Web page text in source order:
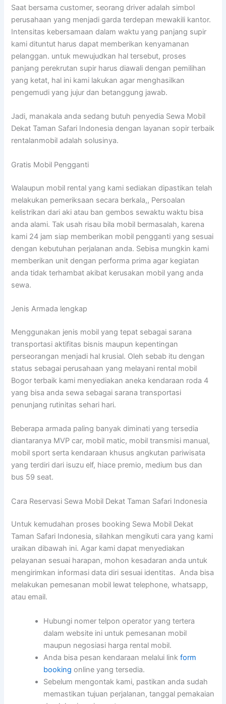
Saat bersama customer, seorang driver adalah simbol
perusahaan yang menjadi garda terdepan mewakili kantor.
Intensitas kebersamaan dalam waktu yang panjang supir
kami dituntut harus dapat memberikan kenyamanan
pelanggan. untuk mewujudkan hal tersebut, proses
panjang perekrutan supir harus diawali dengan pemilihan
yang ketat, hal ini kami lakukan agar menghasilkan
pengemudi yang jujur dan betanggung jawab.
Jadi, manakala anda sedang butuh penyedia Sewa Mobil
Dekat Taman Safari Indonesia dengan layanan sopir terbaik
rentalanmobil adalah solusinya.
Gratis Mobil Pengganti
Walaupun mobil rental yang kami sediakan dipastikan telah
melakukan pemeriksaan secara berkala,, Persoalan
kelistrikan dari aki atau ban gembos sewaktu waktu bisa
anda alami. Tak usah risau bila mobil bermasalah, karena
kami 24 jam siap memberikan mobil pengganti yang sesuai
dengan kebutuhan perjalanan anda. Sebisa mungkin kami
memberikan unit dengan performa prima agar kegiatan
anda tidak terhambat akibat kerusakan mobil yang anda
sewa.
Jenis Armada lengkap
Menggunakan jenis mobil yang tepat sebagai sarana
transportasi aktifitas bisnis maupun kepentingan
perseorangan menjadi hal krusial. Oleh sebab itu dengan
status sebagai perusahaan yang melayani rental mobil
Bogor terbaik kami menyediakan aneka kendaraan roda 4
yang bisa anda sewa sebagai sarana transportasi
penunjang rutinitas sehari hari.
Beberapa armada paling banyak diminati yang tersedia
diantaranya MVP car, mobil matic, mobil transmisi manual,
mobil sport serta kendaraan khusus angkutan pariwisata
yang terdiri dari isuzu elf, hiace premio, medium bus dan
bus 59 seat.
Cara Reservasi Sewa Mobil Dekat Taman Safari Indonesia
Untuk kemudahan proses booking Sewa Mobil Dekat
Taman Safari Indonesia, silahkan mengikuti cara yang kami
uraikan dibawah ini. Agar kami dapat menyediakan
pelayanan sesuai harapan, mohon kesadaran anda untuk
mengirimkan informasi data diri sesuai identitas. Anda bisa
melakukan pemesanan mobil lewat telephone, whatsapp,
atau email.
Hubungi nomer telpon operator yang tertera
dalam website ini untuk pemesanan mobil
maupun negosiasi harga rental mobil.
Anda bisa pesan kendaraan melalui linkform
booking online yang tersedia.
Sebelum mengontak kami, pastikan anda sudah
memastikan tujuan perjalanan, tanggal pemakaian